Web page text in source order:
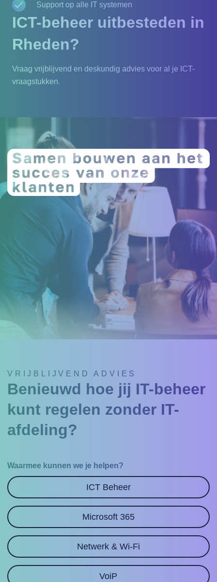
Support op alle IT systemen
ICT-beheer uitbesteden in
Rheden?
Vraag vrijblijvend en deskundig advies voor al je ICT-
vraagstukken.
VRIJBLIJVEND ADVIES
Benieuwd hoe jij IT-beheer
kunt regelen zonder IT-
afdeling?
Waarmee kunnen we je helpen?
ICT Beheer
Microsoft 365
Netwerk & Wi-Fi
VoiP